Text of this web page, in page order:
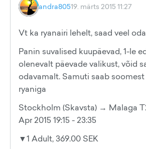
andra80519. märts 2015 11:27
Vt ka ryanairi lehelt, saad veel
Panin suvalised kuupäevad, 1-le
olenevalt päevade valikust, võid
odavamalt. Samuti saab
ryaniga
Stockholm (Skavsta) → Malaga
Apr 2015 19:15 - 23:35
▼1 Adult, 369.00 SEK